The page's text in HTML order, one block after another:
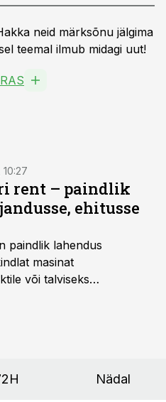
neid märksõnu jälgima
teemal ilmub midagi uut!
rent – paindlik
ehitusse
paindlik lahendus
masinat
või talviseks
on oluline.
Nädal